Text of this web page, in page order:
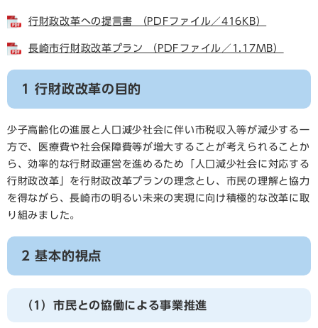
行財政改革への提言書 （PDFファイル／416KB）
長崎市行財政改革プラン （PDFファイル／1.17MB）
1 行財政改革の目的
少子高齢化の進展と人口減少社会に伴い市税収入等が減少する一
方で、医療費や社会保障費等が増大することが考えられることか
ら、効率的な行財政運営を進めるため「人口減少社会に対応する
行財政改革」を行財政改革プランの理念とし、市民の理解と協力
を得ながら、長崎市の明るい未来の実現に向け積極的な改革に取
り組みました。
2 基本的視点
（1）市民との協働による事業推進